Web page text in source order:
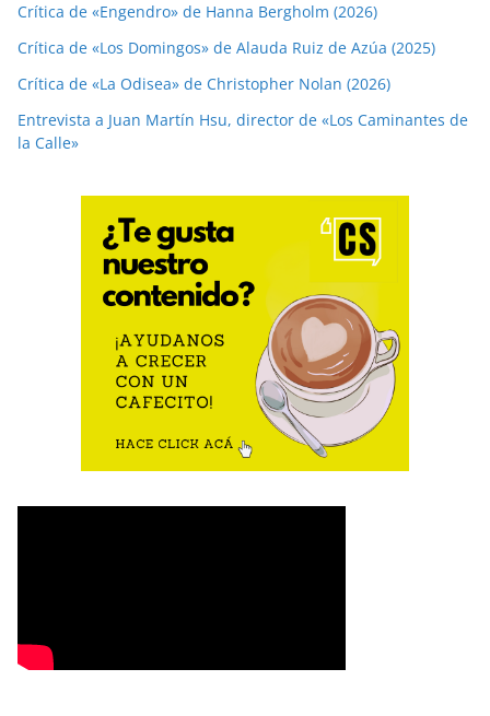
Crítica de «Engendro» de Hanna Bergholm (2026)
Crítica de «Los Domingos» de Alauda Ruiz de Azúa (2025)
Crítica de «La Odisea» de Christopher Nolan (2026)
Entrevista a Juan Martín Hsu, director de «Los Caminantes de
la Calle»